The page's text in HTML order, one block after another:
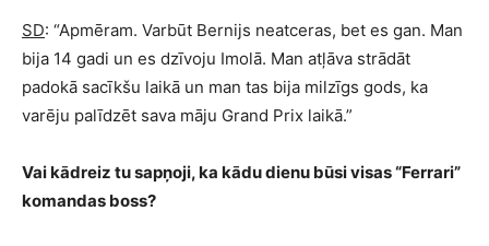
SD: “Apmēram. Varbūt Bernijs neatceras, bet es gan. Man
bija 14 gadi un es dzīvoju Imolā. Man atļāva strādāt
padokā sacīkšu laikā un man tas bija milzīgs gods, ka
varēju palīdzēt sava māju Grand Prix laikā.”
Vai kādreiz tu sapņoji, ka kādu dienu būsi visas “Ferrari”
komandas boss?